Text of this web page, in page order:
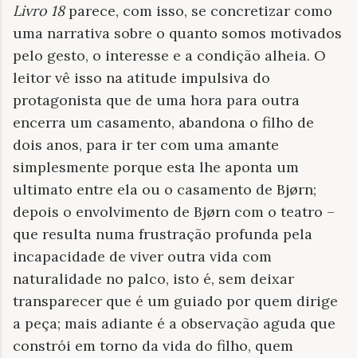
Livro 18parece, com isso, se concretizar como
uma narrativa sobre o quanto somos motivados
pelo gesto, o interesse e a condição alheia. O
leitor vê isso na atitude impulsiva do
protagonista que de uma hora para outra
encerra um casamento, abandona o filho de
dois anos, para ir ter com uma amante
simplesmente porque esta lhe aponta um
ultimato entre ela ou o casamento de Bjørn;
depois o envolvimento de Bjørn com o teatro –
que resulta numa frustração profunda pela
incapacidade de viver outra vida com
naturalidade no palco, isto é, sem deixar
transparecer que é um guiado por quem dirige
a peça; mais adiante é a observação aguda que
constrói em torno da vida do filho, quem